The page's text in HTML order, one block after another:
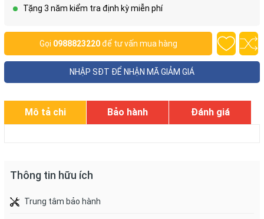
Tặng 3 năm kiểm tra định kỳ miễn phí
Gọi 0988823220để tư vấn mua hàng
NHẬP SĐT ĐỂ NHẬN MÃ GIẢM GIÁ
Mô tả chi Bảo hành Đánh giá
Thông tin hữu ích
Trung tâm bảo hành